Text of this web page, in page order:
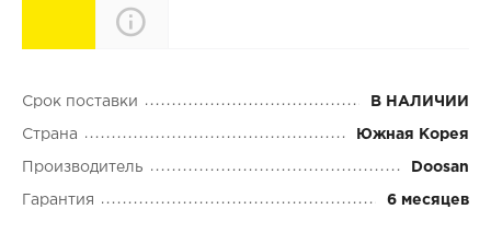
Характеристики
Срок поставки В НАЛИЧИИ
Страна Южная Корея
Производитель Doosan
Гарантия 6 месяцев